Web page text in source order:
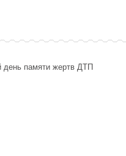
день памяти жертв ДТП